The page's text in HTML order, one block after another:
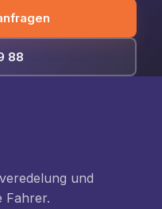
88
und
Fahrer.